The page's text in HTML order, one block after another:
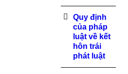
Quy định
của pháp
luật về kết
hôn trái
phát luật